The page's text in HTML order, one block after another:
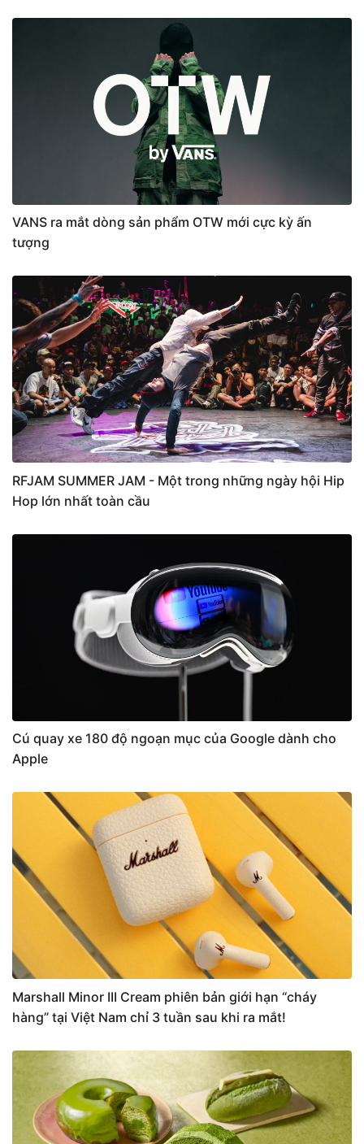
VANS ra mắt dòng sản phẩm OTW mới cực kỳ ấn
tượng
RFJAM SUMMER JAM - Một trong những ngày hội Hip
Hop lớn nhất toàn cầu
Cú quay xe 180 độ ngoạn mục của Google dành cho
Apple
Marshall Minor III Cream phiên bản giới hạn “cháy
hàng” tại Việt Nam chỉ 3 tuần sau khi ra mắt!